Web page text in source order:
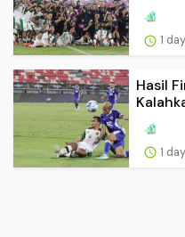
1
Hasil
1